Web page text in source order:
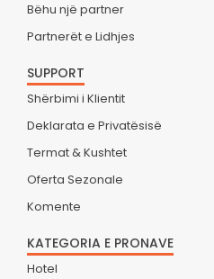
Bëhu një partner
Partnerët e Lidhjes
SUPPORT
Shërbimi i Klientit
Deklarata e Privatësisë
Termat & Kushtet
Oferta Sezonale
Komente
KATEGORIA E PRONAVE
Hotel